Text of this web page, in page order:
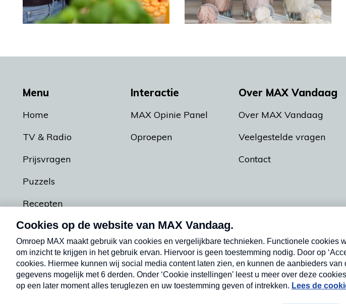
Menu
Home
TV & Radio
Prijsvragen
Puzzels
Recepten
Podcasts
Interactie
MAX Opinie Panel
Oproepen
Over MAX Vandaag
Over MAX Vandaag
Veelgestelde vragen
Contact